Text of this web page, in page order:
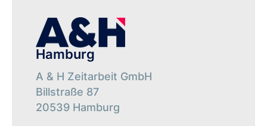
Hamburg
A & H Zeitarbeit GmbH
Billstraße 87
20539 ­Hamburg